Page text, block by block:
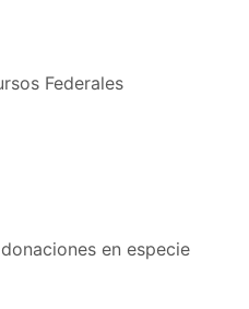
Federales
en especie